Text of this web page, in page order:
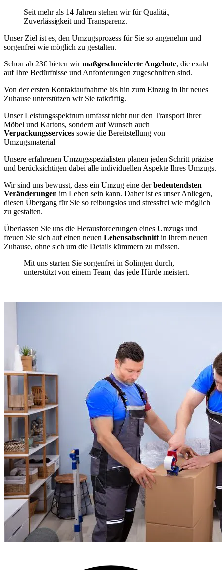
Seit mehr als 14 Jahren stehen wir für Qualität,
Zuverlässigkeit und Transparenz.
Unser Ziel ist es, den Umzugsprozess für Sie so angenehm und
sorgenfrei wie möglich zu gestalten.
Schon ab 23€ bieten wirmaßgeschneiderte Angebote, die exakt
auf Ihre Bedürfnisse und Anforderungen zugeschnitten sind.
Von der ersten Kontaktaufnahme bis hin zum Einzug in Ihr neues
Zuhause unterstützen wir Sie tatkräftig.
Unser Leistungsspektrum umfasst nicht nur den Transport Ihrer
Möbel und Kartons, sondern auf Wunsch auch
Verpackungsservices sowie die Bereitstellung von
Umzugsmaterial.
Unsere erfahrenen Umzugsspezialisten planen jeden Schritt präzise
und berücksichtigen dabei alle individuellen Aspekte Ihres Umzugs.
Wir sind uns bewusst, dass ein Umzug eine derbedeutendsten
Veränderungen im Leben sein kann. Daher ist es unser Anliegen,
diesen Übergang für Sie so reibungslos und stressfrei wie möglich
zu gestalten.
Überlassen Sie uns die Herausforderungen eines Umzugs und
freuen Sie sich auf einen neuen Lebensabschnitt in Ihrem neuen
Zuhause, ohne sich um die Details kümmern zu müssen.
Mit uns starten Sie sorgenfrei in Solingen durch,
unterstützt von einem Team, das jede Hürde meistert.